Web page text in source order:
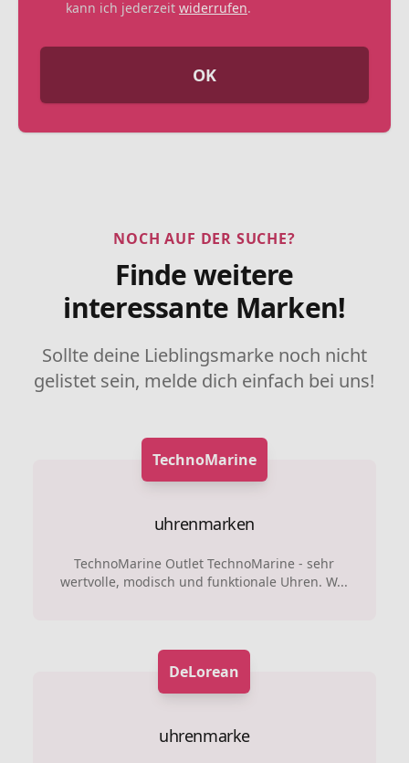
kann ich jederzeit widerrufen.
OK
NOCH AUF DER SUCHE?
Finde weitere
interessante Marken!
Sollte deine Lieblingsmarke noch nicht
gelistet sein, melde dich einfach bei uns!
TechnoMarine
uhrenmarken
TechnoMarine Outlet TechnoMarine - sehr
wertvolle, modisch und funktionale Uhren. W...
DeLorean
uhrenmarke